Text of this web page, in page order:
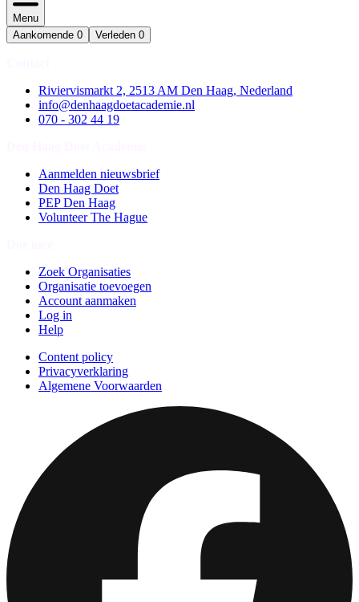
Menu
Aankomende 0 Verleden 0
Riviervismarkt 2, 2513 AM Den Haag, Nederland
info@denhaagdoetacademie.nl
070 - 302 44 19
Aanmelden nieuwsbrief
Den Haag Doet
PEP Den Haag
Volunteer The Hague
Zoek Organisaties
Organisatie toevoegen
Account aanmaken
Log in
Help
Content policy
Privacyverklaring
Algemene Voorwaarden